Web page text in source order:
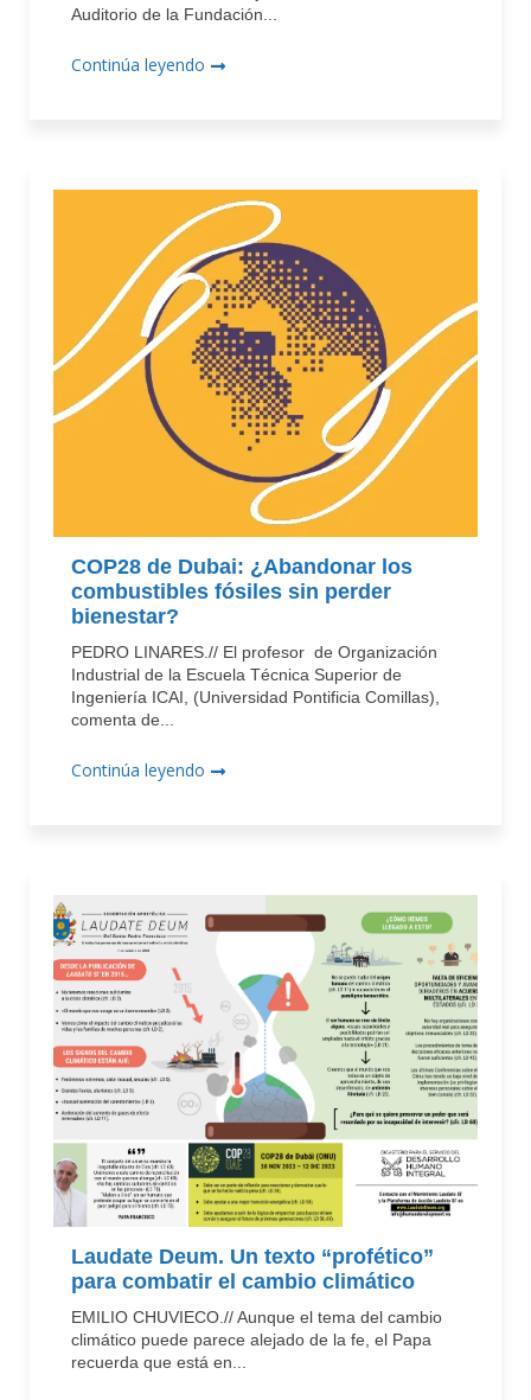
Auditorio de la Fundación...
Continúa leyendo
COP28 de Dubai: ¿Abandonar los
combustibles fósiles sin perder
bienestar?
PEDRO LINARES.// El profesor de Organización
Industrial de la Escuela Técnica Superior de
Ingeniería ICAI, (Universidad Pontificia Comillas),
comenta de...
Continúa leyendo
Laudate Deum. Un texto “profético”
para combatir el cambio climático
EMILIO CHUVIECO.// Aunque el tema del cambio
climático puede parece alejado de la fe, el Papa
recuerda que está en...